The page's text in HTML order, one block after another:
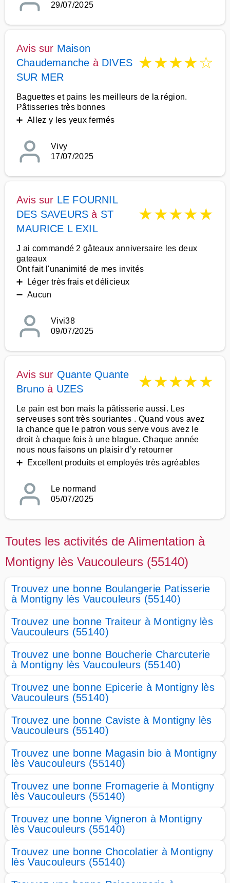
29/07/2025
Avis sur Maison
Chaudemanche à DIVES
SUR MER
★★★★☆
Baguettes et pains les meilleurs de la région.
Pâtisseries très bonnes
➕ Allez y les yeux fermés
Vivy
17/07/2025
Avis sur LE FOURNIL
DES SAVEURS à ST
MAURICE L EXIL
★★★★★
J ai commandé 2 gâteaux anniversaire les deux
gateaux
Ont fait l'unanimité de mes invités
➕ Léger très frais et délicieux
➖ Aucun
Vivi38
09/07/2025
Avis sur Quante Quante
Bruno à UZES ★★★★★
Le pain est bon mais la pâtisserie aussi. Les
serveuses sont très souriantes . Quand vous avez
la chance que le patron vous serve vous avez le
droit à chaque fois à une blague. Chaque année
nous nous faisons un plaisir d’y retourner
➕ Excellent produits et employés très agréables
Le normand
05/07/2025
Toutes les activités de Alimentation à
Montigny lès Vaucouleurs (55140)
Trouvez une bonne Boulangerie Patisserie
à Montigny lès Vaucouleurs (55140)
Trouvez une bonne Traiteur à Montigny lès
Vaucouleurs (55140)
Trouvez une bonne Boucherie Charcuterie
à Montigny lès Vaucouleurs (55140)
Trouvez une bonne Epicerie à Montigny lès
Vaucouleurs (55140)
Trouvez une bonne Caviste à Montigny lès
Vaucouleurs (55140)
Trouvez une bonne Magasin bio à Montigny
lès Vaucouleurs (55140)
Trouvez une bonne Fromagerie à Montigny
lès Vaucouleurs (55140)
Trouvez une bonne Vigneron à Montigny
lès Vaucouleurs (55140)
Trouvez une bonne Chocolatier à Montigny
lès Vaucouleurs (55140)